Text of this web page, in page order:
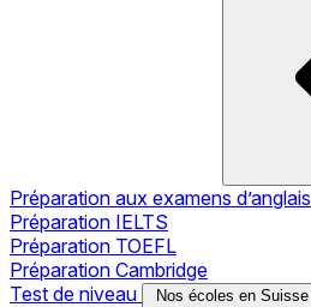
Préparation aux examens d’anglais
Préparation IELTS
Préparation TOEFL
Préparation Cambridge
Test de niveau
Nos écoles en Suisse